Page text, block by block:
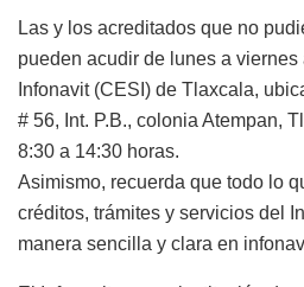
Las y los acreditados que no
pueden acudir de lunes a
Infonavit (CESI) de Tlaxcala,
# 56, Int. P.B., colonia Atempan,
8:30 a 14:30 horas.
Asimismo, recuerda que todo lo
créditos, trámites y servicios del
manera sencilla y clara en